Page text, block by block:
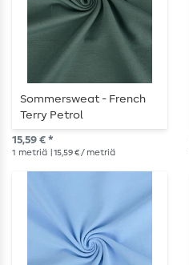
Sommersweat - French
Terry Petrol
15,59 € *
1 metriä | 15,59 € / metriä